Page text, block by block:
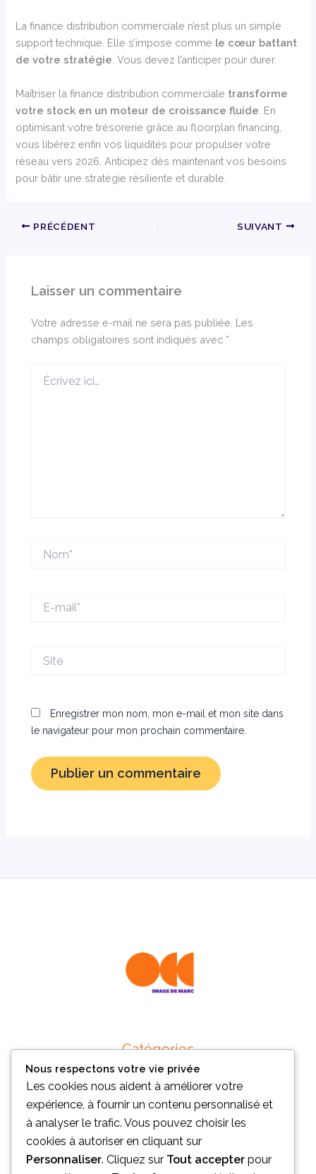
La finance distribution commerciale n’est plus un simple
support technique. Elle s’impose comme le cœur battant
de votre stratégie . Vous devez l’anticiper pour durer.
Maîtriser la finance distribution commerciale transforme
votre stock en un moteur de croissance fluide . En
optimisant votre trésorerie grâce au floorplan financing,
vous libérez enfin vos liquidités pour propulser votre
réseau vers 2026. Anticipez dès maintenant vos besoins
pour bâtir une stratégie résiliente et durable.
PRÉCÉDENT SUIVANT
Laisser un commentaire
Votre adresse e-mail ne sera pas publiée. Les
champs obligatoires sont indiqués avec *
ici…
mail*
Enregistrer mon nom, mon e-mail et mon site dans
le navigateur pour mon prochain commentaire.
Catégories
Business et Management
Marketing et Branding
SEO et Outils digitaux
Métiers
Marques
Nous respectons votre vie privée
Les cookies nous aident à améliorer votre
expérience, à fournir un contenu personnalisé et
à analyser le trafic. Vous pouvez choisir les
cookies à autoriser en cliquant sur
Personnaliser. Cliquez sur Tout accepter pour